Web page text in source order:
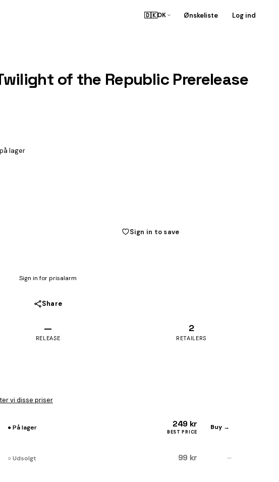
🇩🇰DK Ønskeliste Log ind
of the Republic Prerelease
lager
Sign in to save
Sign in for prisalarm
Share
—
RELEASE
2
RETAILERS
vi disse priser
● På lager 249 kr
BEST PRICE
Buy →
○ Udsolgt 99 kr —